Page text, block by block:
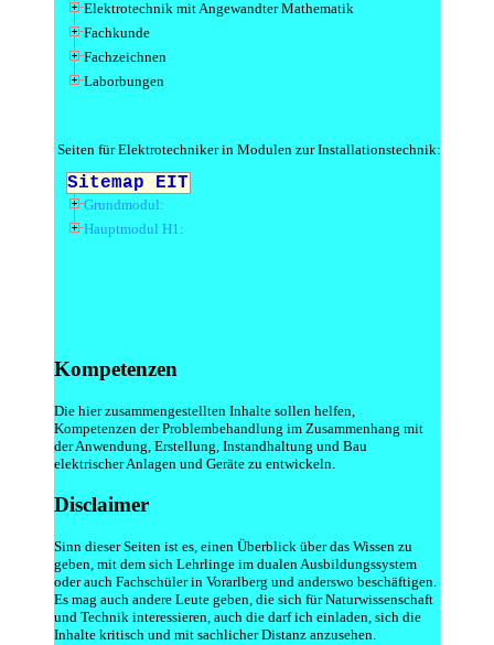
Seiten für Elektrotechniker in Modulen zur Installationstechnik:
Kompetenzen
Die hier zusammengestellten Inhalte sollen helfen,
Kompetenzen der Problembehandlung im Zusammenhang mit
der Anwendung, Erstellung, Instandhaltung und Bau
elektrischer Anlagen und Geräte zu entwickeln.
Disclaimer
Sinn dieser Seiten ist es, einen Überblick über das Wissen zu
geben, mit dem sich Lehrlinge im dualen Ausbildungssystem
oder auch Fachschüler in Vorarlberg und anderswo beschäftigen.
Es mag auch andere Leute geben, die sich für Naturwissenschaft
und Technik interessieren, auch die darf ich einladen, sich die
Inhalte kritisch und mit sachlicher Distanz anzusehen.